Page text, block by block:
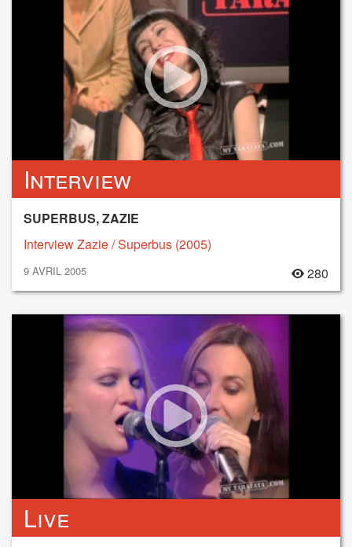
Interview
SUPERBUS, ZAZIE
Interview Zazie / Superbus (2005)
9 AVRIL 2005 280
Live